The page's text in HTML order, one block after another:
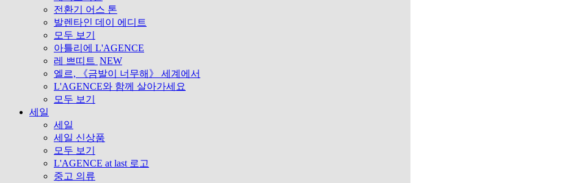
전환기 어스 톤
발렌타인 데이 에디트
모두 보기
아틀리에 L'AGENCE
레 쁘띠트 NEW
엘르, 《금발이 너무해》 세계에서
L'AGENCE와 함께 살아가세요
모두 보기
세일
세일
세일 신상품
모두 보기
L'AGENCE at last 로고
중고 의류